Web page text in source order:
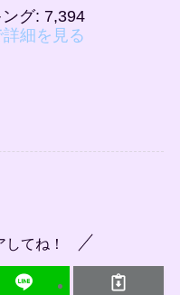
グ: 7,394
細を見る
てね！